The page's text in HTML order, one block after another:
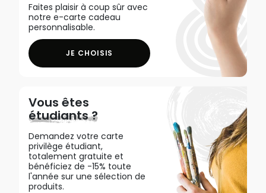
Faites plaisir à coup sûr avec
notre e-carte cadeau
personnalisable.
JE CHOISIS
Vous êtes
étudiants ?
Demandez votre carte
privilège étudiant,
totalement gratuite et
bénéficiez de -15% toute
l'année sur une sélection de
produits.